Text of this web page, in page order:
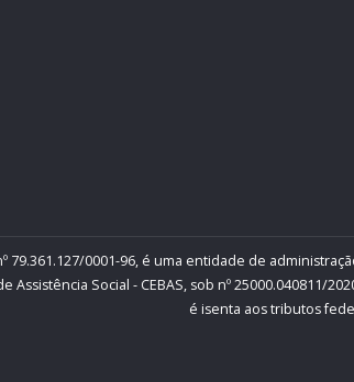
79.361.127/0001-96, é uma entidade de
Social - CEBAS, sob nº 25000.040811/
é isenta aos tributos